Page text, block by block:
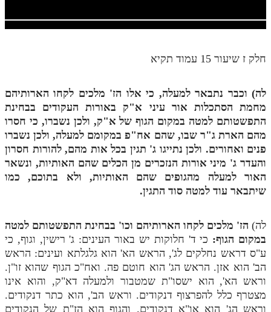
חלק יד
חלק ט"ז
בית שער הכוונות
שידור חי
הזמן סט תלמוד עשר הספירות
ספרים להורדה
מנוע חיפוש בספרים
חלק ז שיעור 15 עמוד תקיא
לה) וכבר נתבאר למעלה, כי אלו הז' מלכים לקחו הארותיהם
מחמת הסתכלות אור עיני א"ק באורות העקודים בבחינת
התפשטותם למטה במקום הגוף של א"ק, ולכן נשברו, כי חסרו
מהם הארת ג"ר שבו, שהם אח"פ במקומם למעלה, ולכן נשברו
פנים ואחורים. ולכן נתייגו ג' תגין בכל אות מהם, להורות חסרון
והעדר ג' מיני אורות הנזכרים מן הכלים שהם האותיות, ונשאר
האור למעלה מהגופים שהם האותיות, ולא בתוכם, כמו
שיתבאר עוד למטה סוד התגין.
לה) הז' מלכים לקחו הארותיהם וכו' בבחינת התפשטותם למטה
במקום הגוף: כי ד' חלוקות יש באור העינים: ג' רישין, וגוף, כי
ע"ס דראש נחלקים לג', הראש הא' הוא גלגלתא ועינים: הראש
הב' הוא אזן. הראש הג' הוא חוטם פה. ואח"כ הגוף שהוא זו"ן.
וראש הא', הוא ישסו"ת שמטבור ולמעלה דא"ק, והוא אינו
מצטרף כלל להפרצוף דנקודים. וראש הב', הוא כתר דנקודים.
וראש הג' הוא או"א דנקודים. והגוף הוא הז"ת של הנקודים